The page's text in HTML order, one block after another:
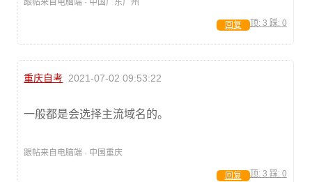
顶: 3 踩: 0
回复
重庆自考 2021-07-02 09:53:22
一般都是会选择主流域名的。
跟帖来自电脑端 · 中国重庆
顶: 3 踩: 0
回复